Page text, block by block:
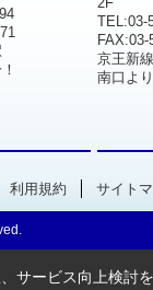
TEL:03-
FAX:03-
京王新
南口よ
利用規約 サイト
サービス向上検討